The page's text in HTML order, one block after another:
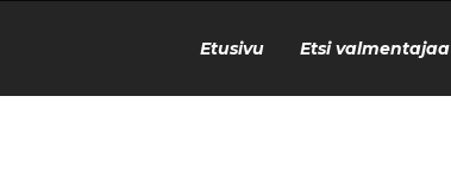
Etusivu Etsi valmentajaa